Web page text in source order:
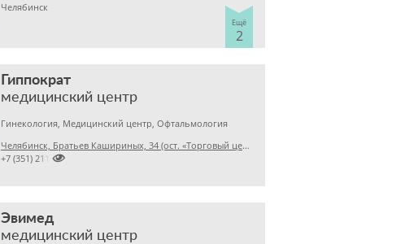
Ещё
2
Челябинск
Гиппократ
медицинский центр
Гинекология, Медицинский центр, Офтальмология
Челябинск, Братьев Кашириных, 34 (ост. «Торговый центр»)

+7 (351) 2114777
Эвимед
медицинский центр